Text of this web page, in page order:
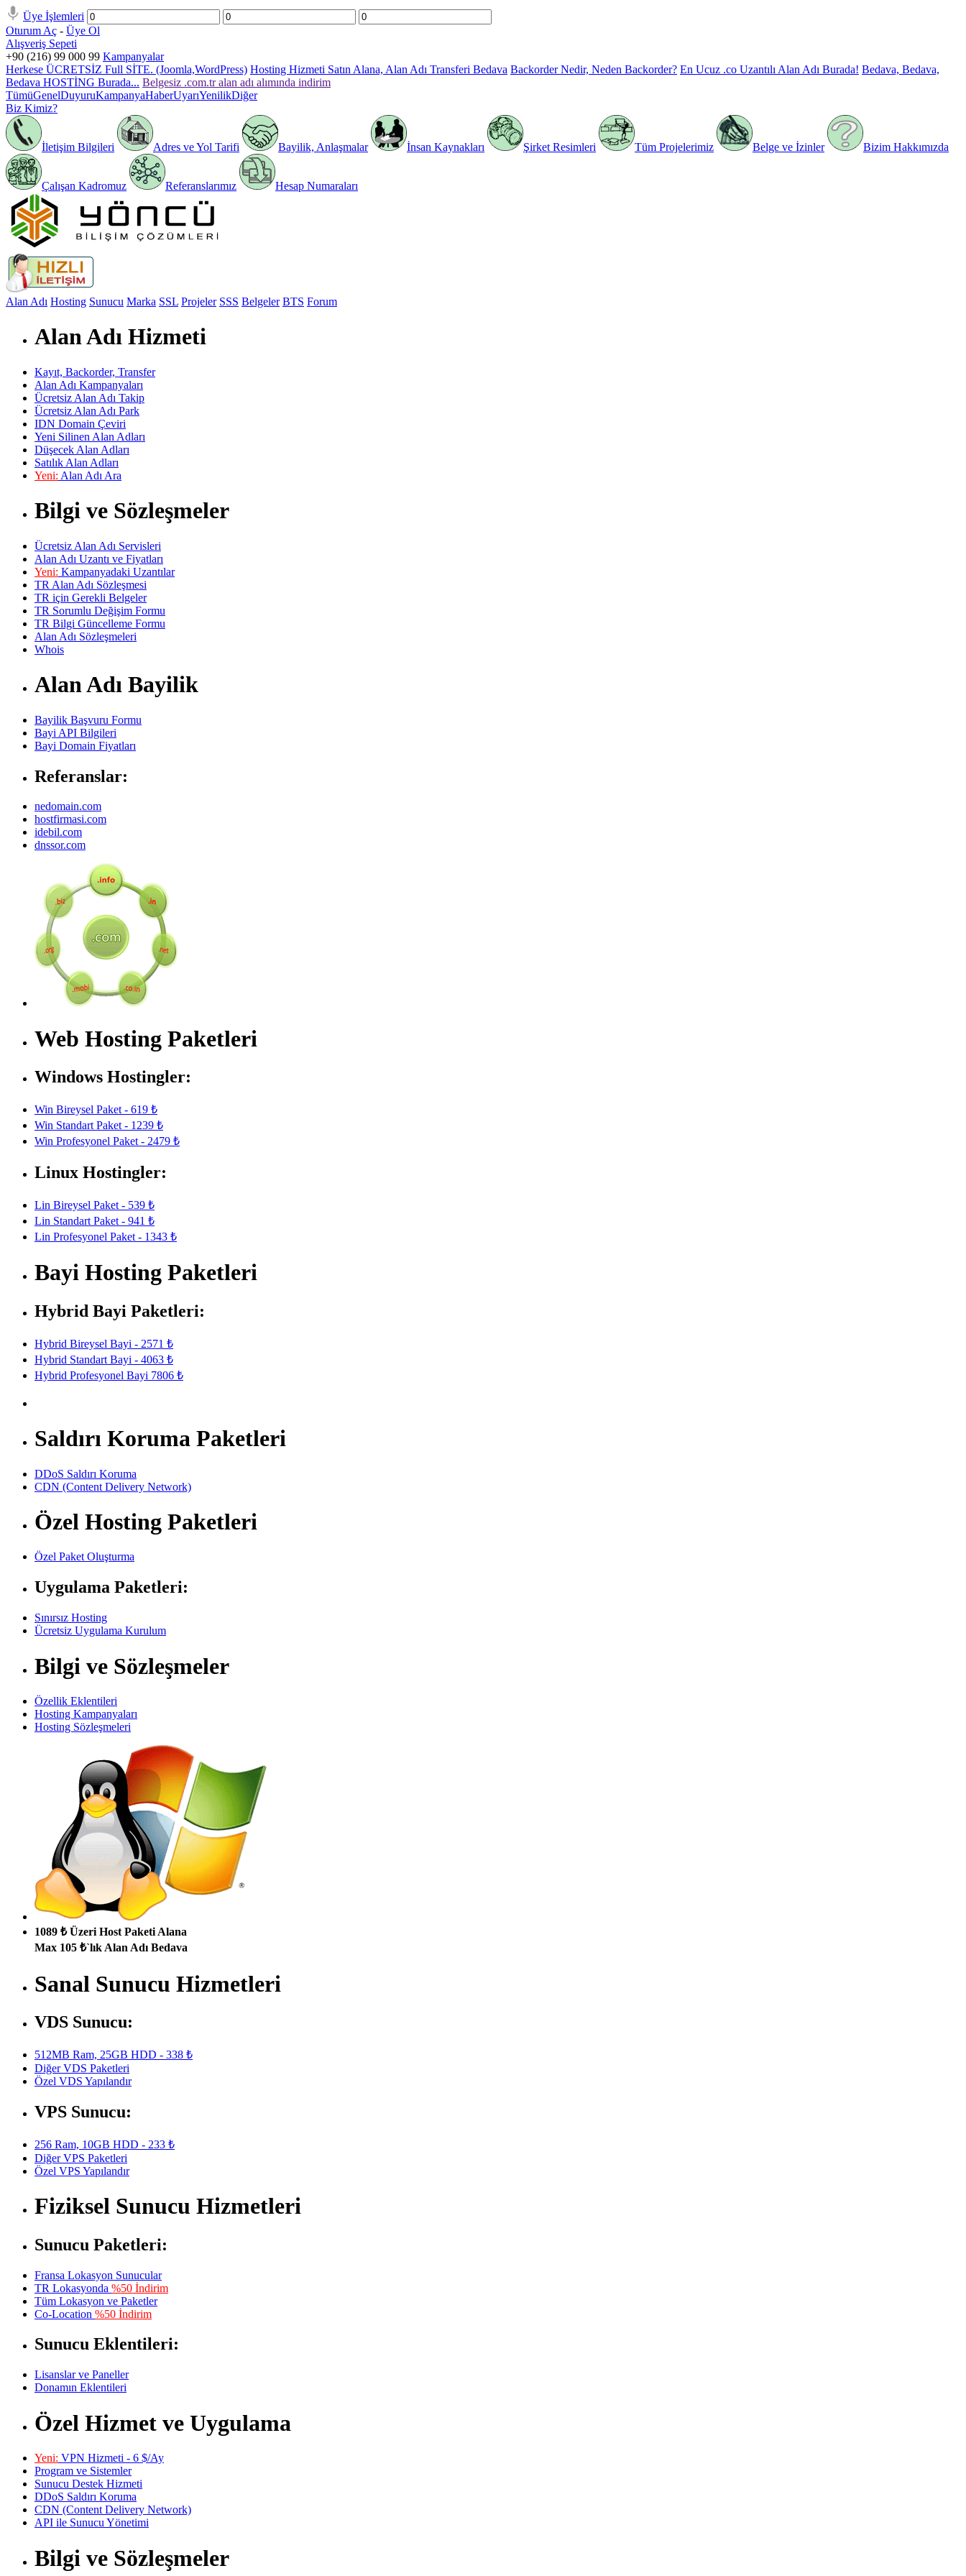
Üye İşlemleri
Oturum Aç - Üye Ol
Alışveriş Sepeti
+90 (216) 99 000 99 Kampanyalar
Herkese ÜCRETSİZ Full SİTE. (Joomla,WordPress) Hosting Hizmeti Satın Alana, Alan Adı Transferi Bedava Backorder Nedir, Neden Backorder? En Ucuz .co Uzantılı Alan Adı Burada! Bedava, Bedava,
Bedava HOSTİNG Burada... Belgesiz .com.tr alan adı alımında indirim
TümüGenelDuyuruKampanyaHaberUyarıYenilikDiğer
Biz Kimiz?
İletişim Bilgileri Adres ve Yol Tarifi Bayilik, Anlaşmalar İnsan Kaynakları Şirket Resimleri Tüm Projelerimiz Belge ve İzinler Bizim Hakkımızda
Çalışan Kadromuz Referanslarımız Hesap Numaraları
Alan Adı Hosting Sunucu Marka SSL Projeler SSS Belgeler BTS Forum
Alan Adı Hizmeti
Kayıt, Backorder, Transfer
Alan Adı Kampanyaları
Ücretsiz Alan Adı Takip
Ücretsiz Alan Adı Park
IDN Domain Çeviri
Yeni Silinen Alan Adları
Düşecek Alan Adları
Satılık Alan Adları
Yeni: Alan Adı Ara
Bilgi ve Sözleşmeler
Ücretsiz Alan Adı Servisleri
Alan Adı Uzantı ve Fiyatları
Yeni: Kampanyadaki Uzantılar
TR Alan Adı Sözleşmesi
TR için Gerekli Belgeler
TR Sorumlu Değişim Formu
TR Bilgi Güncelleme Formu
Alan Adı Sözleşmeleri
Whois
Alan Adı Bayilik
Bayilik Başvuru Formu
Bayi API Bilgileri
Bayi Domain Fiyatları
Referanslar:
nedomain.com
hostfirmasi.com
idebil.com
dnssor.com
Web Hosting Paketleri
Windows Hostingler:
Win Bireysel Paket - 619 ₺
Win Standart Paket - 1239 ₺
Win Profesyonel Paket - 2479 ₺
Linux Hostingler:
Lin Bireysel Paket - 539 ₺
Lin Standart Paket - 941 ₺
Lin Profesyonel Paket - 1343 ₺
Bayi Hosting Paketleri
Hybrid Bayi Paketleri:
Hybrid Bireysel Bayi - 2571 ₺
Hybrid Standart Bayi - 4063 ₺
Hybrid Profesyonel Bayi 7806 ₺
Saldırı Koruma Paketleri
DDoS Saldırı Koruma
CDN (Content Delivery Network)
Özel Hosting Paketleri
Özel Paket Oluşturma
Uygulama Paketleri:
Sınırsız Hosting
Ücretsiz Uygulama Kurulum
Bilgi ve Sözleşmeler
Özellik Eklentileri
Hosting Kampanyaları
Hosting Sözleşmeleri
1089 ₺ Üzeri Host Paketi Alana
Max 105 ₺`lık Alan Adı Bedava
Sanal Sunucu Hizmetleri
VDS Sunucu:
512MB Ram, 25GB HDD - 338 ₺
Diğer VDS Paketleri
Özel VDS Yapılandır
VPS Sunucu:
256 Ram, 10GB HDD - 233 ₺
Diğer VPS Paketleri
Özel VPS Yapılandır
Fiziksel Sunucu Hizmetleri
Sunucu Paketleri:
Fransa Lokasyon Sunucular
TR Lokasyonda %50 İndirim
Tüm Lokasyon ve Paketler
Co-Location %50 İndirim
Sunucu Eklentileri:
Lisanslar ve Paneller
Donamın Eklentileri
Özel Hizmet ve Uygulama
Yeni: VPN Hizmeti - 6 $/Ay
Program ve Sistemler
Sunucu Destek Hizmeti
DDoS Saldırı Koruma
CDN (Content Delivery Network)
API ile Sunucu Yönetimi
Bilgi ve Sözleşmeler